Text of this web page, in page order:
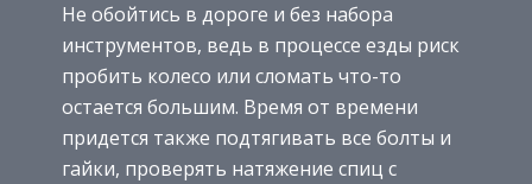
Не обойтись в дороге и без набора
инструментов, ведь в процессе езды риск
пробить колесо или сломать что-то
остается большим. Время от времени
придется также подтягивать все болты и
гайки, проверять натяжение спиц с